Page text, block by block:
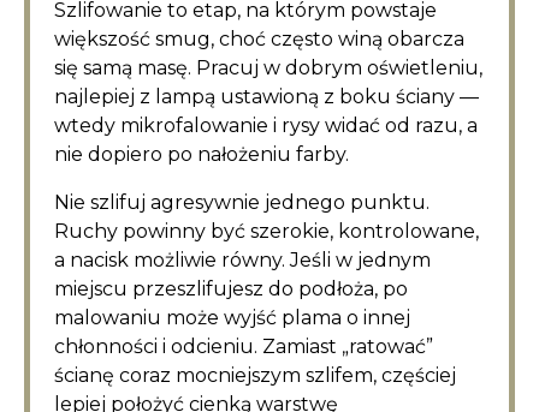
Szlifowanie to etap, na którym powstaje
większość smug, choć często winą obarcza
się samą masę. Pracuj w dobrym oświetleniu,
najlepiej z lampą ustawioną z boku ściany —
wtedy mikrofalowanie i rysy widać od razu, a
nie dopiero po nałożeniu farby.
Nie szlifuj agresywnie jednego punktu.
Ruchy powinny być szerokie, kontrolowane,
a nacisk możliwie równy. Jeśli w jednym
miejscu przeszlifujesz do podłoża, po
malowaniu może wyjść plama o innej
chłonności i odcieniu. Zamiast „ratować”
ścianę coraz mocniejszym szlifem, częściej
lepiej położyć cienką warstwę